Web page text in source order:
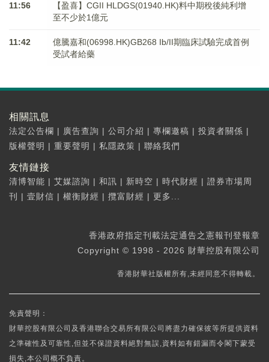
11:56
【盈喜】CGII HLDGS(01940.HK)料中期稅後純利增
至不少於1億元
11:42
億騰嘉和(06998.HK)GB268 Ib/II期臨床試驗完成首例
受試者給藥
相關訊息
法定公告欄 | 廣告查詢 | 公司介紹 | 專欄邀稿 | 投資者關係 |
版權聲明 | 重要聲明 | 私隱政策 | 聯絡我們
友情鏈接
清博智能 | 艾媒諮詢 | 和訊 | 新時空 | 時代財經 | 證券市場周
刊
| 壹財信 | 權衡財經 | 攬富財經 | 更多...
香港政府指定刊載法定通告之憲報刊登報章
Copyright © 1998 - 2026 財華控股有限公司
香港財華社版權所有,未經同意不得轉載。
免責聲明：
財華控股有限公司及香港聯合交易所有限公司將盡力確保彼等所提供資料
之準確性及可靠性,但並不保證資料絕對無誤,資料如有錯漏而令閣下蒙受
損失,本公司概不負責。